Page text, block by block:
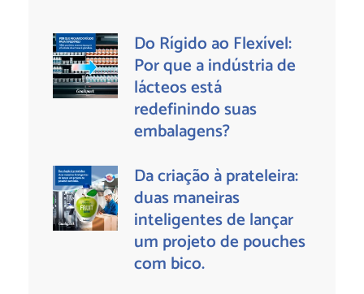
Do Rígido ao Flexível:
Por que a indústria de
lácteos está
redefinindo suas
embalagens?
Da criação à prateleira:
duas maneiras
inteligentes de lançar
um projeto de pouches
com bico.